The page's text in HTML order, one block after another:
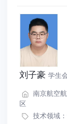
刘子豪 学生
南京航空
区
技术领域：